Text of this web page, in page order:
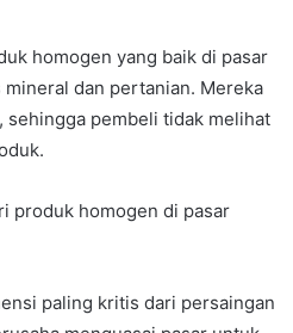
homogen yang baik di pasar
dan pertanian. Mereka
pembeli tidak melihat
produk homogen di pasar
paling kritis dari persaingan